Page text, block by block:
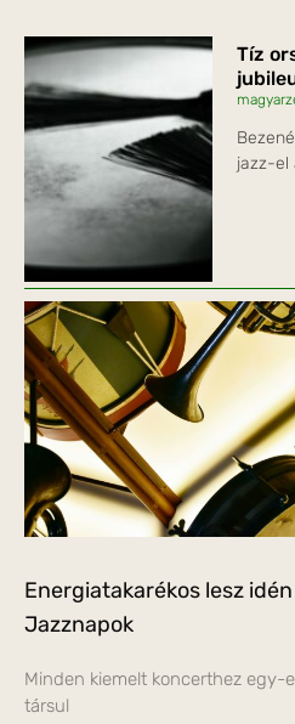
Tíz
jazz-el
Energiatakarékos lesz
Jazznapok
Minden kiemelt koncerthez egy-
társul